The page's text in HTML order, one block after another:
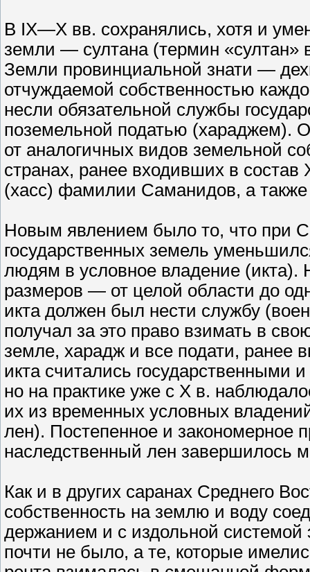
В IX—X вв. сохранялись, хотя и
земли — султана (термин «султан»
Земли провинциальной знати —
отчуждаемой собственностью
несли обязательной службы
поземельной податью (хараджем).
от аналогичных видов земельной
странах, ранее входивших в
(хасс) фамилии Саманидов, а
Новым явлением было то, что при
государственных земель
людям в условное владение (икта).
размеров — от целой области до
икта должен был нести службу
получал за это право взимать в
земле, харадж и все подати, ранее
икта считались государственными
но на практике уже с X в.
их из временных условных
лен). Постепенное и закономерное
наследственный лен завершилось
Как и в других саранах Среднего
собственность на землю и воду
держанием и с издольной системой
почти не было, а те, которые